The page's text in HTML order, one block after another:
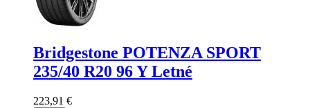
Bridgestone POTENZA SPORT
235/40 R20 96 Y Letné
223,91 €